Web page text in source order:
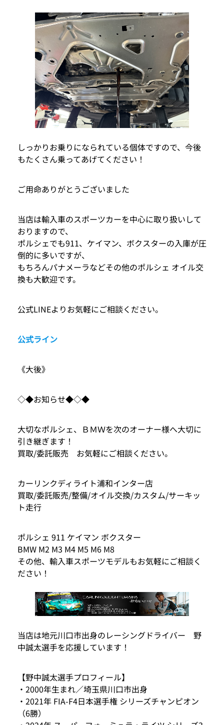
しっかりお乗りになられている個体ですので、今後
もたくさん乗ってあげてください！
ご用命ありがとうございました
当店は輸入車のスポーツカーを中心に取り扱いして
おりますので、
ポルシェでも911、ケイマン、ボクスターの入庫が圧
倒的に多いですが、
もちろんパナメーラなどその他のポルシェ オイル交
換も大歓迎です。
公式LINEよりお気軽にご相談ください。
公式ライン
《大後》
◇◆お知らせ◆◇◆
大切なポルシェ、ＢＭＷを次のオーナー様へ大切に
引き継ぎます！
買取/委託販売 お気軽にご相談ください。
カーリンクディライト浦和インター店
買取/委託販売/整備/オイル交換/カスタム/サーキッ
ト走行
ポルシェ 911 ケイマン ボクスター
BMW M2 M3 M4 M5 M6 M8
その他、輸入車スポーツモデルもお気軽にご相談く
ださい！
当店は地元川口市出身のレーシングドライバー 野
中誠太選手を応援しています！
【野中誠太選手プロフィール】
・2000年生まれ／埼玉県川口市出身
・2021年 FIA-F4日本選手権 シリーズチャンピオン
（6勝）